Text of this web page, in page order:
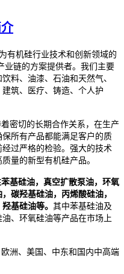
有机硅行业技术和创新领域的
业链的方案提供者。我们主要
料、油漆、石油和天然气、
筑、医疗、铸造、个人护
密切的长期合作关系，在生产
保所有产品都能满足客户的质
过严格的检验。强大的技术
量的新型有机硅产品。
基硅油，真空扩散泵油，环氧
碳羟基硅油，丙烯酸硅油，
羟基硅油等。 其中苯基硅油及
、环氧硅油等产品在市场上
洲、美国、中东和国内中高端